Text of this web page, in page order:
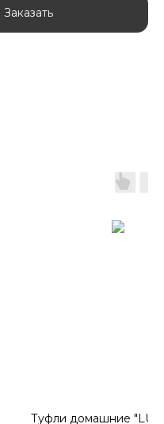
Заказать
Туфли домашние